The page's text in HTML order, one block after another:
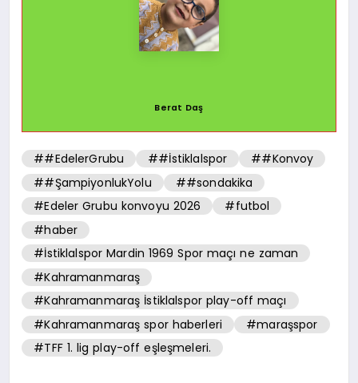
Berat Daş
##EdelerGrubu ##İstiklalspor
##Konvoy
##ŞampiyonlukYolu
##sondakika
#Edeler Grubu konvoyu 2026
#futbol
#haber
#İstiklalspor Mardin 1969 Spor maçı ne zaman
#Kahramanmaraş
#Kahramanmaraş İstiklalspor play-off maçı
#Kahramanmaraş spor haberleri
#maraşspor
#TFF 1. lig play-off eşleşmeleri.